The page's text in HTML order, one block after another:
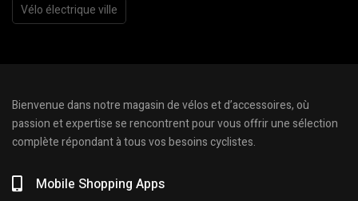
Vélo électrique ville
Bienvenue dans notre magasin de vélos et d’accessoires, où
passion et expertise se rencontrent pour vous offrir une sélection
complète répondant à tous vos besoins cyclistes.
Mobile Shopping Apps